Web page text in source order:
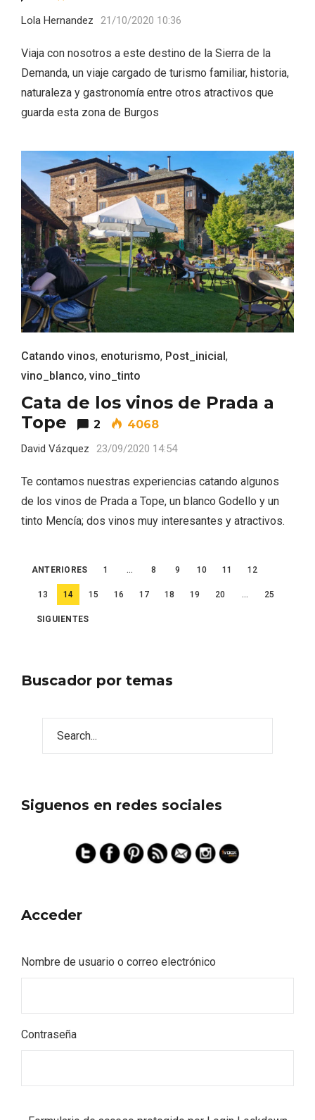
Lola Hernandez 21/10/2020 10:36
Viaja con nosotros a este destino de la Sierra de la
Demanda, un viaje cargado de turismo familiar, historia,
naturaleza y gastronomía entre otros atractivos que
guarda esta zona de Burgos
Catando vinos, enoturismo, Post_inicial ,
vino_blanco, vino_tinto
Cata de los vinos de Prada a
Tope
2 4068
David Vázquez 23/09/2020 14:54
Te contamos nuestras experiencias catando algunos
de los vinos de Prada a Tope, un blanco Godello y un
tinto Mencía; dos vinos muy interesantes y atractivos.
Paginación
de
entradas
ANTERIORES 1 … 8 9 10 11 12
13 14 15 16 17 18 19 20 … 25
SIGUIENTES
Buscador por temas
Siguenos en redes sociales
Acceder
Nombre de usuario o correo electrónico
Contraseña
Paseo nocturno por Valladolid
IGP Morcilla de Burgos triunfó en el
Salón Gourmet 2026